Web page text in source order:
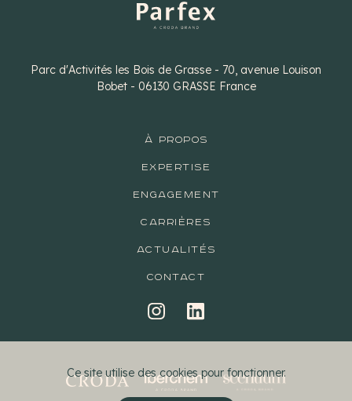
Parc d'Activités les Bois de Grasse - 70, avenue Louison
Bobet - 06130 GRASSE France
À PROPOS
EXPERTISE
ENGAGEMENT
CARRIÈRES
ACTUALITÉS
CONTACT
Ce site utilise des cookies pour fonctionner.